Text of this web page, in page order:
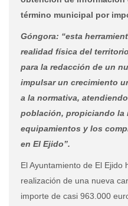
término municipal por
Góngora: “esta
realidad física del
para la redacción de un
impulsar un crecimiento
a la normativa,
población, propiciando la
equipamientos y los
en El Ejido”.
El Ayuntamiento de El Ejido
realización de una nueva
importe de casi 963.000